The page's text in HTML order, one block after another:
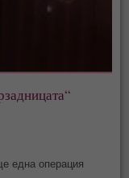
една операция